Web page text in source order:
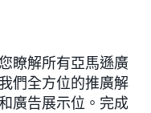
瞭解所有亞馬遜廣
們全方位的推廣解
廣告展示位。完成